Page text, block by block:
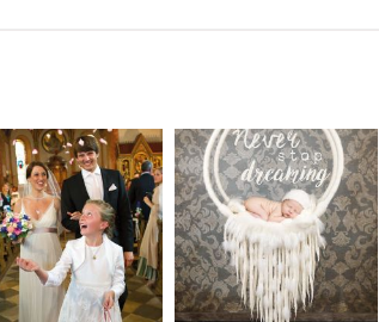
Hochzeit
183
Baby/Newborn
72